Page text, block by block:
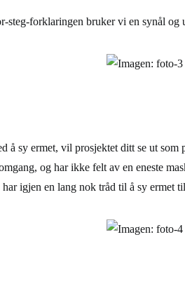
steg-forklaringen bruker vi en synål og
å sy ermet, vil prosjektet ditt se ut
og har ikke felt av en eneste
igjen en lang nok tråd til å sy ermet